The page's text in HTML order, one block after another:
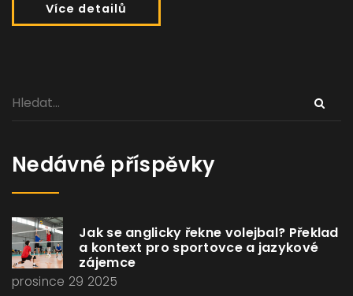
Více detailů
Nedávné příspěvky
Jak se anglicky řekne volejbal? Překlad
a kontext pro sportovce a jazykové
zájemce
prosince 29 2025